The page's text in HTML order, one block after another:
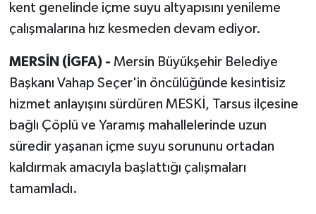
kent genelinde içme suyu altyapısını yenileme
çalışmalarına hız kesmeden devam ediyor.
MERSİN (İGFA) - Mersin Büyükşehir Belediye
Başkanı Vahap Seçer'in öncülüğünde kesintisiz
hizmet anlayışını sürdüren MESKİ, Tarsus ilçesine
bağlı Çöplü ve Yaramış mahallelerinde uzun
süredir yaşanan içme suyu sorununu ortadan
kaldırmak amacıyla başlattığı çalışmaları
tamamladı.